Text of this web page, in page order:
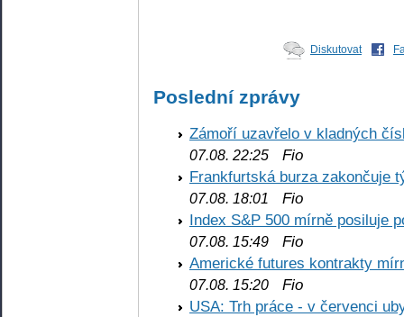
Diskutovat
Poslední zprávy
Zámoří uzavřelo v kladných
07.08. 22:25 Fio
Frankfurtská burza zakončuje
07.08. 18:01
Fio
Index S&P 500 mírně posiluje
07.08. 15:49 Fio
Americké futures kontrakty
07.08. 15:20 Fio
USA: Trh práce - v červenci